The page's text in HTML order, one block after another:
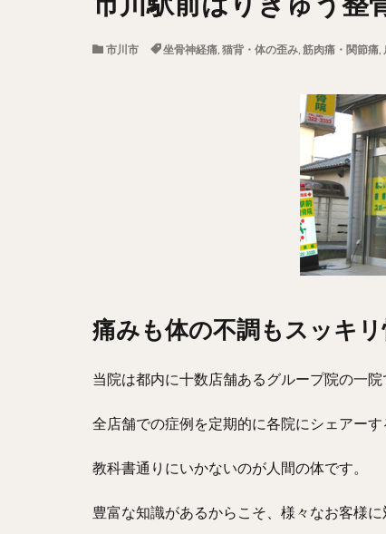
市川市 坐骨神経痛, 猫背・体の歪み, 筋肉痛・関節痛,
痛みも体の不調もスッキリ
当院は都内に十数店舗あるグループ院の一院
全店舗での症例を定期的に各院にシェアー
教科書通りにいかないのが人間の体です。
豊富な知識があるからこそ、様々なお客様に